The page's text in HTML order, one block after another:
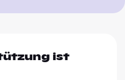
ist